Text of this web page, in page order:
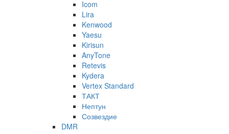
Icom
Lira
Kenwood
Yaesu
Kirisun
AnyTone
Retevis
Kydera
Vertex Standard
ТАКТ
Нептун
Созвездие
DMR